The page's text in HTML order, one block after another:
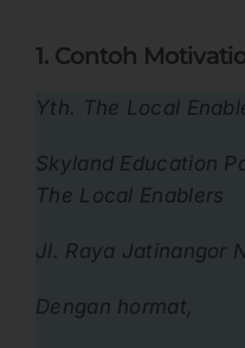
1. Contoh
Yth. The Local
Skyland Education
The Local Enablers
Jl. Raya Jatinangor
Dengan hormat,